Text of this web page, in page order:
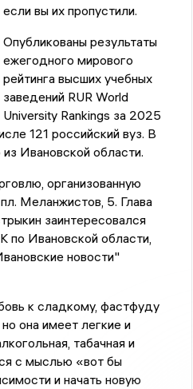
если вы их пропустили.
Опубликованы результаты
ежегодного мирового
рейтинга высших учебных
заведений RUR World
University Rankings за 2025
121 российский вуз. В
Ивановской области.
организованную
Меланжистов, 5. Глава
заинтересовался
по Ивановской области,
новости"
к сладкому, фастфуду
она имеет легкие и
табачная и
с мыслью «вот бы
и начать новую